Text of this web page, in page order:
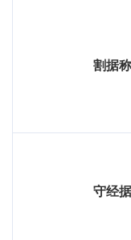
割据
守经